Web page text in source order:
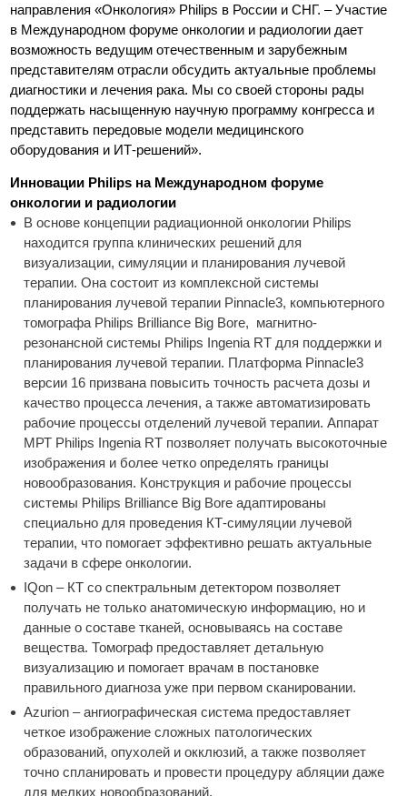
направления «Онкология» Philips в России и СНГ. – Участие
в Международном форуме онкологии и радиологии дает
возможность ведущим отечественным и зарубежным
представителям отрасли обсудить актуальные проблемы
диагностики и лечения рака. Мы со своей стороны рады
поддержать насыщенную научную программу конгресса и
представить передовые модели медицинского
оборудования и ИТ-решений».
Инновации Philips на Международном форуме
онкологии и радиологии
В основе концепции радиационной онкологии Philips
находится группа клинических решений для
визуализации, симуляции и планирования лучевой
терапии. Она состоит из комплексной системы
планирования лучевой терапии Pinnacle3, компьютерного
томографа Philips Brilliance Big Bore, магнитно-
резонансной системы Philips Ingenia RT для поддержки и
планирования лучевой терапии. Платформа Pinnacle3
версии 16 призвана повысить точность расчета дозы и
качество процесса лечения, а также автоматизировать
рабочие процессы отделений лучевой терапии. Аппарат
МРТ Philips Ingenia RT позволяет получать высокоточные
изображения и более четко определять границы
новообразования. Конструкция и рабочие процессы
системы Philips Brilliance Big Bore адаптированы
специально для проведения КТ-симуляции лучевой
терапии, что помогает эффективно решать актуальные
задачи в сфере онкологии.
IQon – КТ со спектральным детектором позволяет
получать не только анатомическую информацию, но и
данные о составе тканей, основываясь на составе
вещества. Томограф предоставляет детальную
визуализацию и помогает врачам в постановке
правильного диагноза уже при первом сканировании.
Azurion – ангиографическая система предоставляет
четкое изображение сложных патологических
образований, опухолей и окклюзий, а также позволяет
точно спланировать и провести процедуру абляции даже
для мелких новообразований.